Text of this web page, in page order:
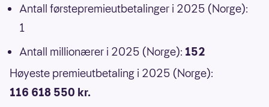
Antall førstepremieutbetalinger i 2025 (Norge):
1
Antall millionærer i 2025 (Norge): 152
Høyeste premieutbetaling i 2025 (Norge):
116 618 550 kr.